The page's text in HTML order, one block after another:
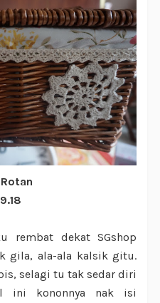
rembat dekat SGshop
gila, ala-ala kalsik gitu.
selagi tu tak sedar diri
ini kononnya nak isi